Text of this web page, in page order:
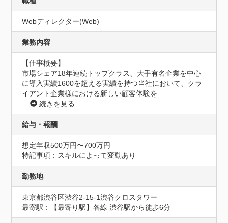
Webディレクター(Web)
業務内容
【仕事概要】
市場シェア18年連続トップクラス、大手有名企業を中心
に導入実績1600を超える実績を持つ当社において、クラ
イアント企業様における新しい顧客体験を
...
続きを見る
給与・報酬
想定年収500万円〜700万円
特記事項：スキルによって変動あり
勤務地
東京都渋谷区渋谷2-15-1渋谷クロスタワー
最寄駅：【最寄り駅】各線 渋谷駅から徒歩6分